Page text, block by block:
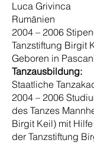
Luca Grivinca
Rumänien
2004 – 2006
Tanzstiftung Birgit
Geboren in
Tanzausbildung:
Staatliche
2004 – 2006
des Tanzes
Birgit Keil) mit
der Tanzstiftung